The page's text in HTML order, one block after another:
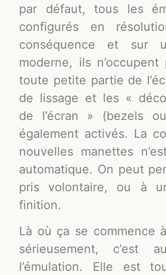
par défaut, tous les
configurés en
conséquence et sur
moderne, ils n’occupent
toute petite partie de
de lissage et les «
de l’écran » (bezels
également activés. La
nouvelles manettes
automatique. On peut
pris volontaire, ou à
finition.
Là où ça se commence
sérieusement, c’est
l’émulation. Elle est